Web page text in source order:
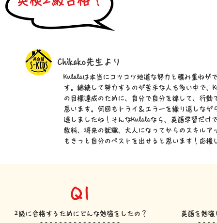
Chikako先生より
Kulalaは本当にコツコツ地道な努力と積み重ねが
す。継続して努力するのが苦手な人も多い中で、
の目標達成のために、自分で自分を律して、行動
思います。何回もトライ＆エラーを繰り返しなが
達しましたね！そんなKulalaなら、英語学習だけ
教科、将来の就職、大人になってからのスキルア
もきっと自分のベストを出せると思います！応援
Q1
2級に合格するためにどんな勉強をしたの？ 英語を勉強